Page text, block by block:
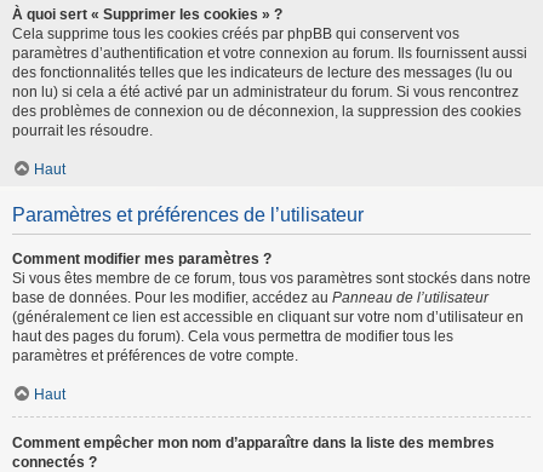
À quoi sert « Supprimer les cookies » ?
Cela supprime tous les cookies créés par phpBB qui conservent vos
paramètres d’authentification et votre connexion au forum. Ils fournissent aussi
des fonctionnalités telles que les indicateurs de lecture des messages (lu ou
non lu) si cela a été activé par un administrateur du forum. Si vous rencontrez
des problèmes de connexion ou de déconnexion, la suppression des cookies
pourrait les résoudre.
Haut
Paramètres et préférences de l’utilisateur
Comment modifier mes paramètres ?
Si vous êtes membre de ce forum, tous vos paramètres sont stockés dans notre
base de données. Pour les modifier, accédez au Panneau de l’utilisateur
(généralement ce lien est accessible en cliquant sur votre nom d’utilisateur en
haut des pages du forum). Cela vous permettra de modifier tous les
paramètres et préférences de votre compte.
Haut
Comment empêcher mon nom d’apparaître dans la liste des membres
connectés ?